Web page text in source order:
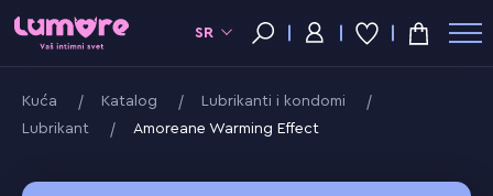
SR
Kuća Katalog
Lubrikanti i kondomi
Lubrikant
Amoreane Warming Effect